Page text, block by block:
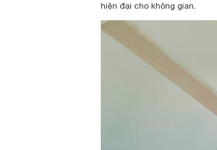
hiện đại cho không gian.